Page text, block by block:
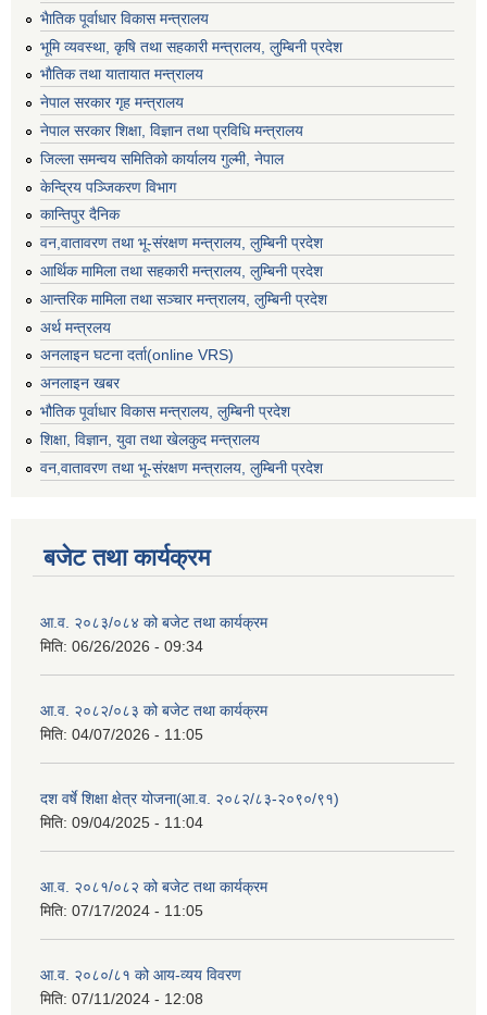
भैातिक पूर्वाधार विकास मन्त्रालय
भूमि व्यवस्था, कृषि तथा सहकारी मन्त्रालय, लु्म्बिनी प्रदेश
भाैतिक तथा यातायात मन्त्रालय
नेपाल सरकार गृह मन्त्रालय
नेपाल सरकार शिक्षा, विज्ञान तथा प्रविधि मन्त्रालय
जिल्ला समन्वय समितिको कार्यालय गुल्मी, नेपाल
केन्द्रिय पञ्जिकरण विभाग
कान्तिपुर दैनिक
वन,वातावरण तथा भू-संरक्षण मन्त्रालय, लुम्बिनी प्रदेश
आर्थिक मामिला तथा सहकारी मन्त्रालय, लुम्बिनी प्रदेश
आन्तरिक मामिला तथा सञ्चार मन्त्रालय, लुम्बिनी प्रदेश
अर्थ मन्त्रलय
अनलाइन घटना दर्ता(online VRS)
अनलाइन खबर
भौतिक पूर्वाधार विकास मन्त्रालय, लुम्बिनी प्रदेश
शिक्षा, विज्ञान, युवा तथा खेलकुद मन्‍‍त्रालय
वन,वातावरण तथा भू-संरक्षण मन्त्रालय, लुम्बिनी प्रदेश
बजेट तथा कार्यक्रम
आ.व. २०८३/०८४ को बजेट तथा कार्यक्रम
मिति: 06/26/2026 - 09:34
आ.व. २०८२/०८३ को बजेट तथा कार्यक्रम
मिति: 04/07/2026 - 11:05
दश वर्षे शिक्षा क्षेत्र योजना(आ.व. २०८२/८३-२०९०/९१)
मिति: 09/04/2025 - 11:04
आ.व. २०८१/०८२ को बजेट तथा कार्यक्रम
मिति: 07/17/2024 - 11:05
आ.व. २०८०/८१ को आय-व्यय विवरण
मिति: 07/11/2024 - 12:08